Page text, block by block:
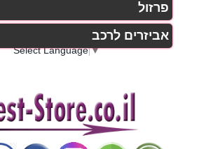
פרזול
אביזרים לרכב
Select Language▼